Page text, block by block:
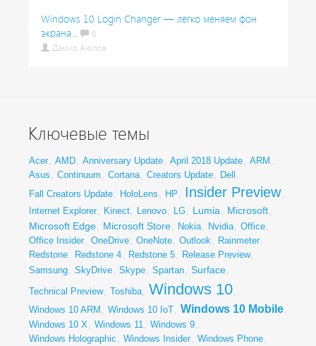
Windows 10 Login Changer — легко меняем фон
экрана...
6
Дамир Аюпов
Ключевые темы
Acer, AMD, Anniversary Update, April 2018 Update, ARM ,
Asus , Continuum , Cortana, Creators Update, Dell ,
Fall Creators Update, HoloLens , HP , Insider Preview,
Internet Explorer, Kinect, Lenovo, LG, Lumia , Microsoft,
Microsoft Edge, Microsoft Store, Nokia, Nvidia, Office,
Office Insider, OneDrive, OneNote, Outlook, Rainmeter,
Redstone, Redstone 4, Redstone 5, Release Preview,
Samsung, SkyDrive, Skype, Spartan, Surface,
Technical Preview, Toshiba, Windows 10,
Windows 10 ARM , Windows 10 IoT, Windows 10 Mobile,
Windows 10 X, Windows 11, Windows 9,
Windows Holographic , Windows Insider, Windows Phone,